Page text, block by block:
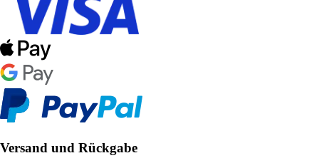
Versand und Rückgabe